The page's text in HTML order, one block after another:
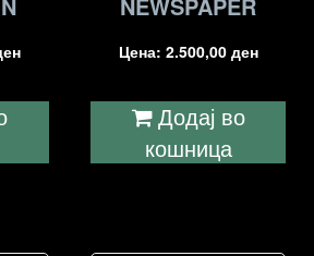
Цена: 2.500,00 ден
Додај во
кошница